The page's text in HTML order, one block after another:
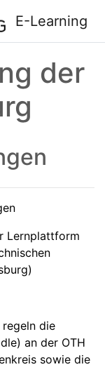
E-Learning
der
Lernplattform
regeln die
an der OTH
sowie die